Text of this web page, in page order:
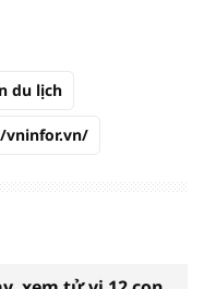
du lịch
vninfor.vn/